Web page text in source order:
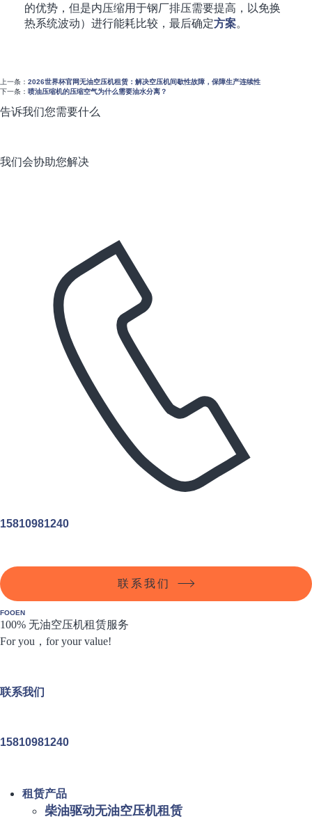
的优势，但是内压缩用于钢厂排压需要提高，以免换
热系统波动）进行能耗比较，最后确定方案。
上一条： 2026世界杯官网无油空压机租赁：解决空压机间歇性故障，保障生产连续性
下一条： 喷油压缩机的压缩空气为什么需要油水分离？
告诉我们您需要什么
我们会协助您解决
15810981240
联系我们
FOOEN
100% 无油空压机租赁服务
For you，for your value!
联系我们
15810981240
租赁产品
柴油驱动无油空压机租赁